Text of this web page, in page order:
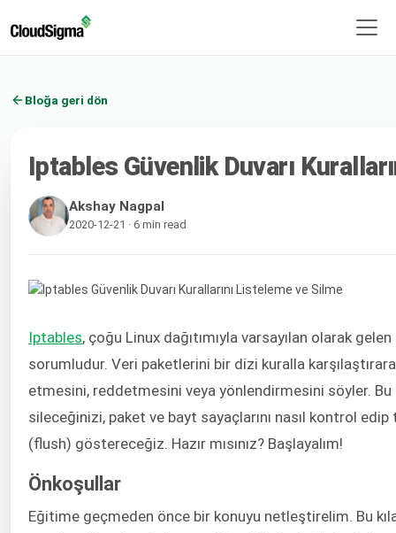
Bloğa geri dön
Iptables Güvenlik Duvarı
Akshay Nagpal
2020-12-21 · 6 min read
Iptables, çoğu Linux dağıtımıyla varsayılan olarak
sorumludur. Veri paketlerini bir dizi kuralla
etmesini, reddetmesini veya yönlendirmesini söyler.
sileceğinizi, paket ve bayt sayaçlarını nasıl kontrol
(flush) göstereceğiz. Hazır mısınız? Başlayalım!
Önkoşullar
Eğitime geçmeden önce bir konuyu netleştirelim. Bu